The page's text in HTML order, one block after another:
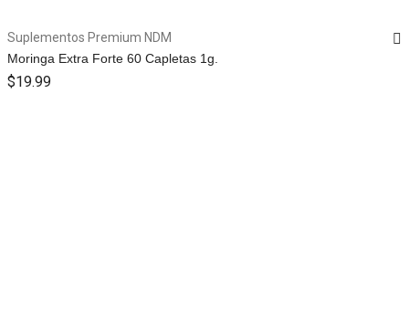
Suplementos Premium NDM
Moringa Extra Forte 60 Capletas 1g.
$19.99